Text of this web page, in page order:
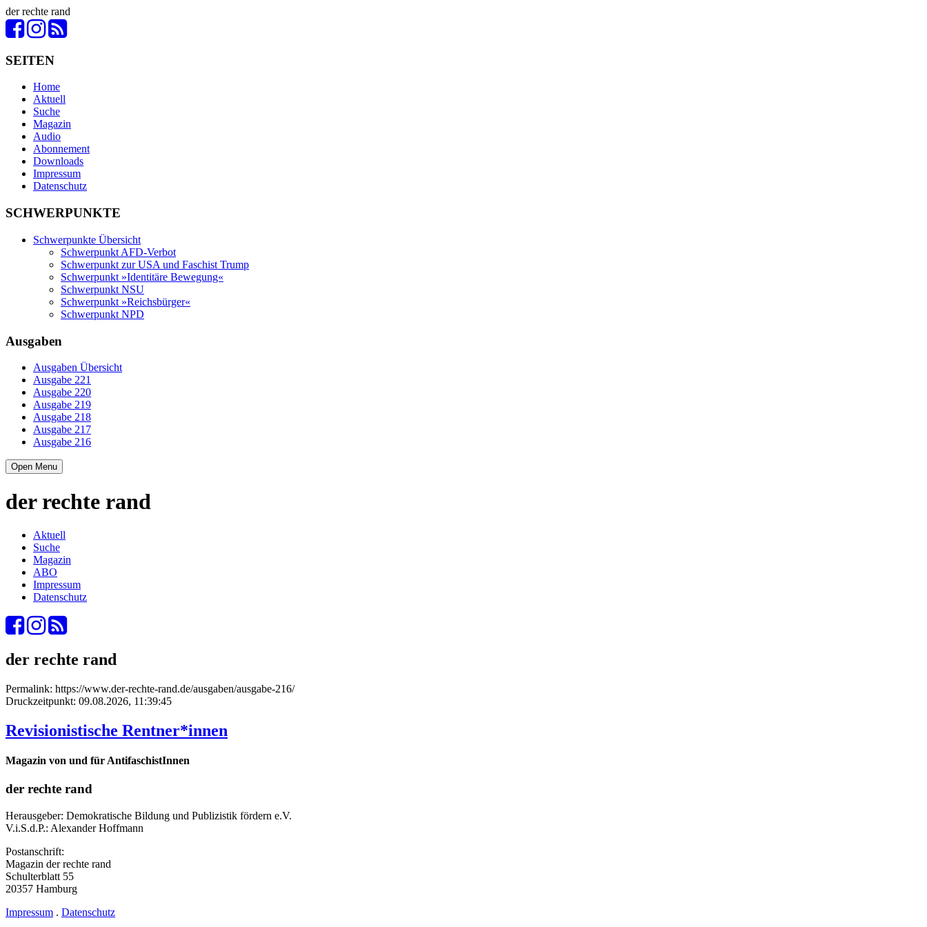
derrechte rand
SEITEN
Home
Aktuell
Suche
Magazin
Audio
Abonnement
Downloads
Impressum
Datenschutz
SCHWERPUNKTE
Schwerpunkte Übersicht
Schwerpunkt AFD-Verbot
Schwerpunkt zur USA und Faschist Trump
Schwerpunkt »Identitäre Bewegung«
Schwerpunkt NSU
Schwerpunkt »Reichsbürger«
Schwerpunkt NPD
Ausgaben
Ausgaben Übersicht
Ausgabe 221
Ausgabe 220
Ausgabe 219
Ausgabe 218
Ausgabe 217
Ausgabe 216
Open Menu
derrechte rand
Aktuell
Suche
Magazin
ABO
Impressum
Datenschutz
der rechte rand
Permalink: https://www.der-rechte-rand.de/ausgaben/ausgabe-216/
Druckzeitpunkt: 09.08.2026, 11:39:45
Revisionistische Rentner*innen
Magazin von und für AntifaschistInnen
der rechte rand
Herausgeber: Demokratische Bildung und Publizistik fördern e.V.
V.i.S.d.P.: Alexander Hoffmann
Postanschrift:
Magazin der rechte rand
Schulterblatt 55
20357 Hamburg
Impressum . Datenschutz